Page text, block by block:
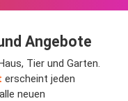
Angebote
Tier und Garten.
erscheint jeden
neuen